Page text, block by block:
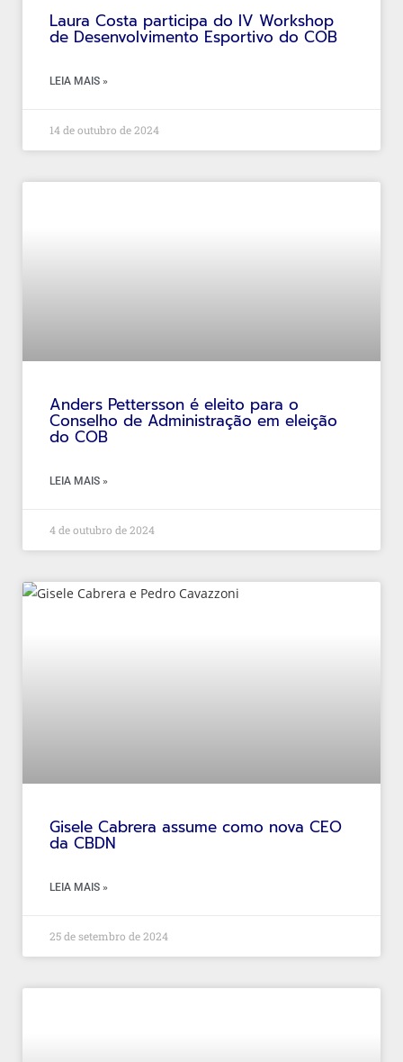
Laura Costa participa do IV Workshop
de Desenvolvimento Esportivo do COB
LEIA MAIS »
14 de outubro de 2024
Anders Pettersson é eleito para o
Conselho de Administração em eleição
do COB
LEIA MAIS »
4 de outubro de 2024
Gisele Cabrera assume como nova CEO
da CBDN
LEIA MAIS »
25 de setembro de 2024